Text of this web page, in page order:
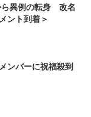
ら異例の転身 改名
ント到着＞
ンバーに祝福殺到